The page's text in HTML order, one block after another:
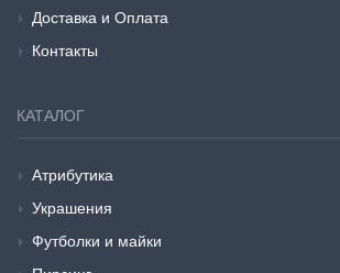
Доставка и Оплата
Контакты
КАТАЛОГ
Атрибутика
Украшения
Футболки и майки